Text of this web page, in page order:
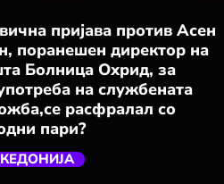
пријава против Асен
поранешен директор на
Болница Охрид, за
на службената
расфралал со
пари?